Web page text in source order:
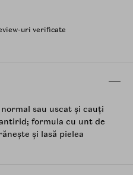
uri verificate
sau uscat și cauți
formula cu unt de
și lasă pielea